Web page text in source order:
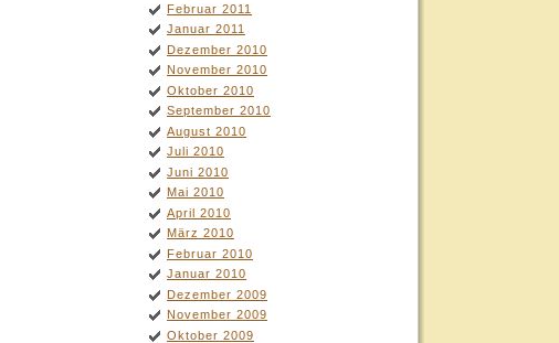
Februar 2011
Januar 2011
Dezember 2010
November 2010
Oktober 2010
September 2010
August 2010
Juli 2010
Juni 2010
Mai 2010
April 2010
März 2010
Februar 2010
Januar 2010
Dezember 2009
November 2009
Oktober 2009